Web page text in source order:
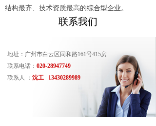
结构最齐、技术资质最高的综合型企业。
联系我们
地址：广州市白云区同和路161号415房
联系电话： 020-28947749
联系人 ： 沈工 13430289989